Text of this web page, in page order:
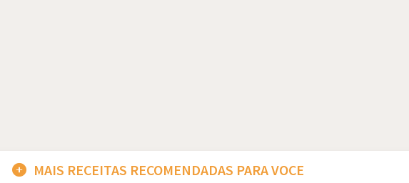
MAIS RECEITAS RECOMENDADAS PARA VOCE